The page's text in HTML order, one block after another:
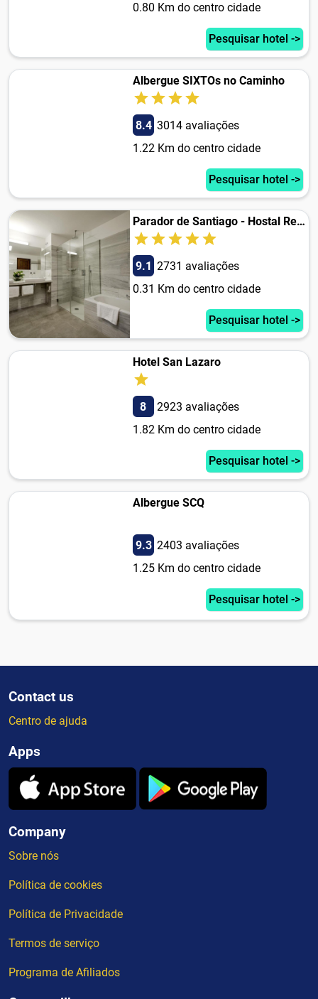
0.80 Km do centro cidade
Pesquisar hotel ->
Albergue SIXTOs no Caminho
8.4 3014 avaliações
1.22 Km do centro cidade
Pesquisar hotel ->
Parador de Santiago - Hostal Reis Catolicos
9.1 2731 avaliações
0.31 Km do centro cidade
Pesquisar hotel ->
Hotel San Lazaro
8
2923 avaliações
1.82 Km do centro cidade
Pesquisar hotel ->
Albergue SCQ
9.3 2403 avaliações
1.25 Km do centro cidade
Pesquisar hotel ->
Contact us
Centro de ajuda
Apps
Company
Sobre nós
Política de cookies
Política de Privacidade
Termos de serviço
Programa de Afiliados